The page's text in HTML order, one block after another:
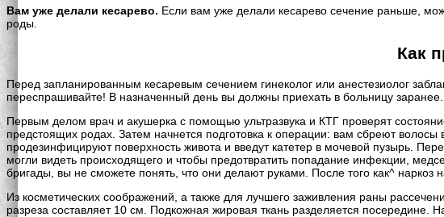
Вам уже делали кесарево. Если вам уже делали кесарево сечение раньше,
роды.
Как
Перед запланированным кесаревым сечением гинеколог или анестезиолог
переспрашивайте! В назначенный день вы должны приехать в больницу
Первым делом врач и акушерка с помощью ультразвука и КТГ проверят
предстоящих родах. Затем начнется подготовка к операции: вам сбреют
продезинфицируют поверхность живота и введут катетер в мочевой пузырь.
могли видеть происходящего и чтобы предотвратить попадание инфекции,
бригады, вы не сможете понять, что они делают руками. После того как^ наркоз
Из косметических соображений, а также для лучшего заживления раны
разреза составляет 10 см. Подкожная жировая ткань разделяется